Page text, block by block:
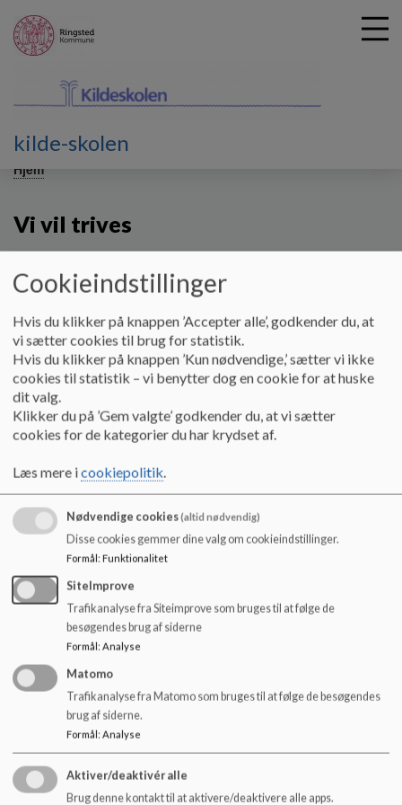
kilde-skolen
Hjem
Vi vil trives
På Kildeskolen sætter vi en ære i den gode trivsel og det gode
samarbejde - for vi ved, at det udvikler eleverne både i faglige og
sociale fællesskaber.
Kildeskolens kultur er båret af et fællesskab, der bygger på
tryghed, ansvarlighed og respekt for hinanden og skolen.
Vi arbejder for et alsidigt og udfordrende læringsmiljø
Vi inddrager elever og forældre i at skabe trivsel og engagement
Vi arbejder med mangfoldighed og anerkendelse af den enkelte
Vi har en fælles opmærksomhed på tegn på mobning
Vi griber ind, inden mobbemønstre opstår
Vi skaber et miljø, der omfavner alle
Vi vil sikre, at dit barn og alle de andre elever føler sig trygge og
accepterede og oplever sig som en del af et inkluderende
fællesskab. Derfor har vi et særligt fokus på at skabe god trivsel
blandt alle elever på skolen og at forebygge mobning.
Her kan du læse skolens antimobbestrategi.
Dokumenter
Kildeskolens antimobbestrategi.pdf
Cookieindstillinger
Hvis du klikker på knappen ’Accepter alle’, godkender du, at
vi sætter cookies til brug for statistik.
Hvis du klikker på knappen ’Kun nødvendige,’ sætter vi ikke
cookies til statistik – vi benytter dog en cookie for at huske
dit valg.
Klikker du på ’Gem valgte’ godkender du, at vi sætter
cookies for de kategorier du har krydset af.
Læs mere icookiepolitik.
Nødvendige cookies(altid nødvendig)
Disse cookies gemmer dine valg om cookieindstillinger.
Formål: Funktionalitet
SiteImprove
Trafikanalyse fra Siteimprove som bruges til at følge de
besøgendes brug af siderne
Formål: Analyse
Matomo
Trafikanalyse fra Matomo som bruges til at følge de besøgendes
brug af siderne.
Formål: Analyse
Aktiver/deaktivér alle
Brug denne kontakt til at aktivere/deaktivere alle apps.